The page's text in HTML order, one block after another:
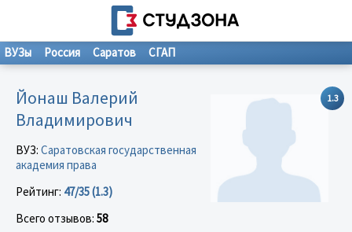
ВУЗы Россия Саратов СГАП
1.3
Йонаш Валерий
Владимирович
ВУЗ: Саратовская государственная
академия права
Рейтинг: 47/35 (1.3)
Всего отзывов: 58